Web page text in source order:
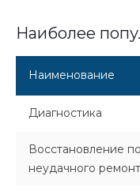
Наиболее
Наименование
Диагностика
Восстановление
неудачного